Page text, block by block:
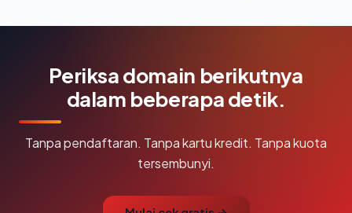
Periksa domain berikutnya
dalam beberapa detik.
Tanpa pendaftaran. Tanpa kartu kredit. Tanpa kuota
tersembunyi.